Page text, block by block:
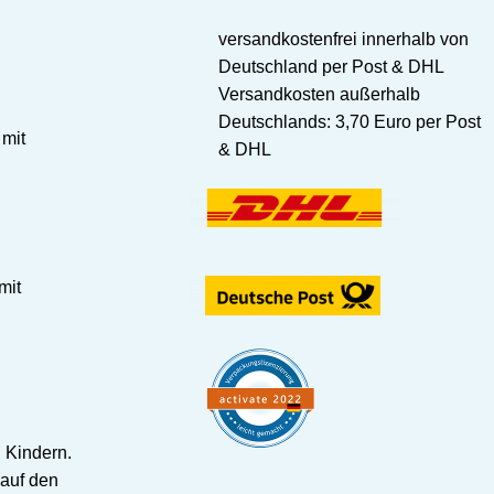
Kindern.
den
versandkostenfrei innerhalb von
Deutschland per Post & DHL
Versandkosten außerhalb
Deutschlands: 3,70 Euro per Post
& DHL